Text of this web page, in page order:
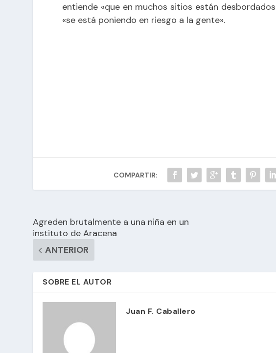
entiende «que en muchos sitios están
«se está poniendo en riesgo a la gente».
COMPARTIR:
Agreden brutalmente a una niña en un
instituto de Aracena
ANTERIOR
SOBRE EL AUTOR
Juan F. Caballero